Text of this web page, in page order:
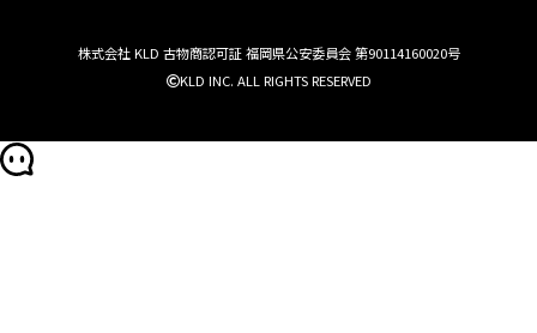
株式会社 KLD 古物商認可証 福岡県公安委員会 第90114160020号
KLD INC. ALL RIGHTS RESERVED